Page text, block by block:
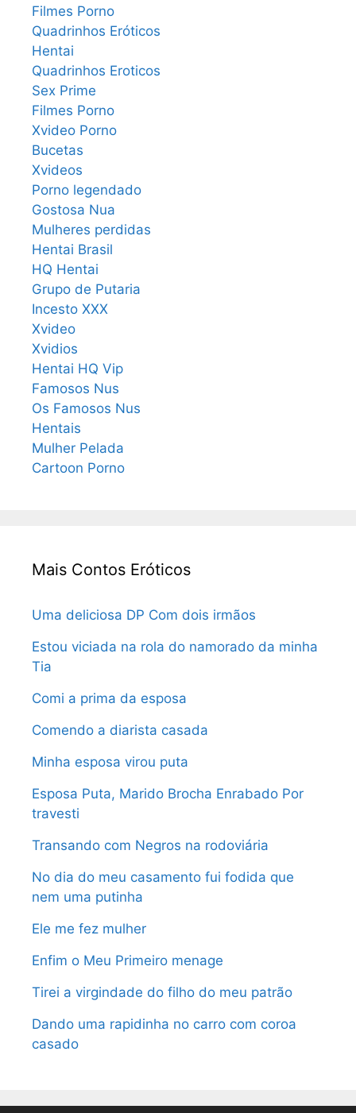
Filmes Porno
Quadrinhos Eróticos
Hentai
Quadrinhos Eroticos
Sex Prime
Filmes Porno
Xvideo Porno
Bucetas
Xvideos
Porno legendado
Gostosa Nua
Mulheres perdidas
Hentai Brasil
HQ Hentai
Grupo de Putaria
Incesto XXX
Xvideo
Xvidios
Hentai HQ Vip
Famosos Nus
Os Famosos Nus
Hentais
Mulher Pelada
Cartoon Porno
Mais Contos Eróticos
Uma deliciosa DP Com dois irmãos
Estou viciada na rola do namorado da minha
Tia
Comi a prima da esposa
Comendo a diarista casada
Minha esposa virou puta
Esposa Puta, Marido Brocha Enrabado Por
travesti
Transando com Negros na rodoviária
No dia do meu casamento fui fodida que
nem uma putinha
Ele me fez mulher
Enfim o Meu Primeiro menage
Tirei a virgindade do filho do meu patrão
Dando uma rapidinha no carro com coroa
casado